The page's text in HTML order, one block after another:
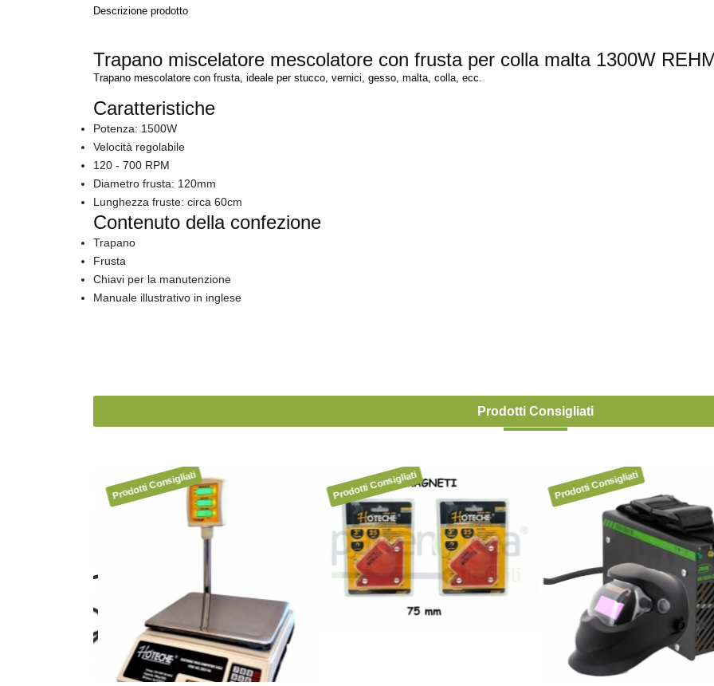
Descrizione prodotto
Trapano miscelatore mescolatore con frusta per colla malta 1300W
Trapano mescolatore con frusta, ideale per stucco, vernici, gesso, malta, colla, ecc.
Caratteristiche
Potenza: 1500W
Velocità regolabile
120 - 700 RPM
Diametro frusta: 120mm
Lunghezza fruste: circa 60cm
Contenuto della confezione
Trapano
Frusta
Chiavi per la manutenzione
Manuale illustrativo in inglese
Prodotti Consigliati